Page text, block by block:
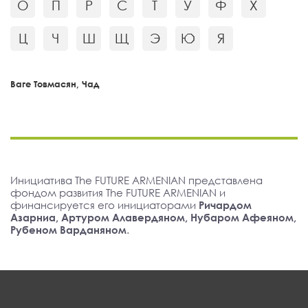
О П Р С Т У Ф Х
Ц Ч Ш Щ Э Ю Я
Ваге Товмасян, Чад
Инициатива The FUTURE ARMENIAN представлена
фондом развития The FUTURE ARMENIAN и
финансируется его инициаторами Ричардом
Азарниа, Артуром Алавердяном, Нубаром Афеяном,
Рубеном Варданяном.